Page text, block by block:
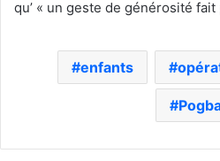
qu’ « un geste de générosité
enfants